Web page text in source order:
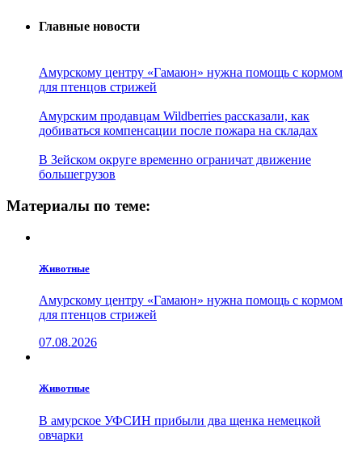
Главные новости
Амурскому центру «Гамаюн» нужна помощь с кормом
для птенцов стрижей
Амурским продавцам Wildberries рассказали, как
добиваться компенсации после пожара на складах
В Зейском округе временно ограничат движение
большегрузов
Материалы по теме:
Животные
Амурскому центру «Гамаюн» нужна помощь с кормом
для птенцов стрижей
07.08.2026
Животные
В амурское УФСИН прибыли два щенка немецкой
овчарки